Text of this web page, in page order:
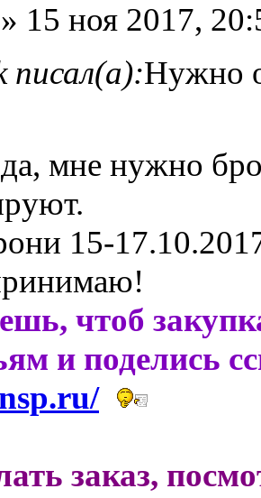
» 15 ноя 2017,
писал(а):Нужно
мне нужно
15-
чтоб
и поделись
заказ,